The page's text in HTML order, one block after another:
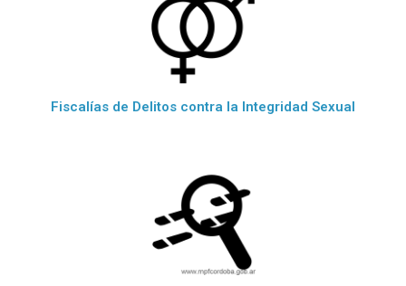
Fiscalías de Delitos contra la Integridad Sexual